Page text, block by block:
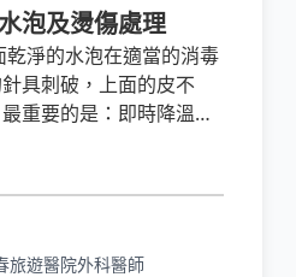
泡及燙傷處理
淨的水泡在適當的消毒
具刺破，上面的皮不
重要的是：即時降溫，
燒燙傷處是否有變差的
理，或覺得變差，不要
助。
旅遊醫院外科醫師